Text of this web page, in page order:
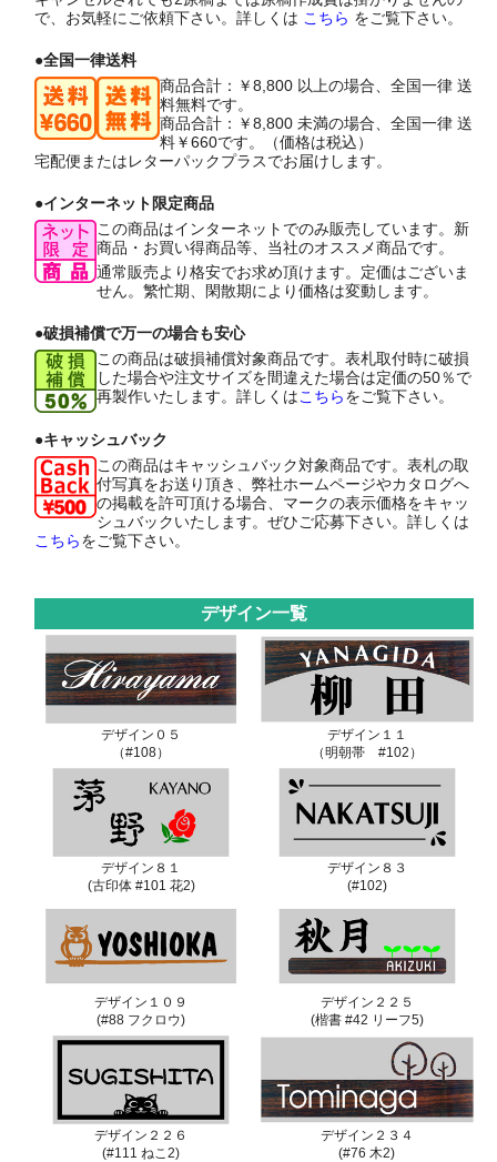
で、お気軽にご依頼下さい。詳しくは こちら をご覧下さい。
●全国一律送料
商品合計：￥8,800 以上の場合、全国一律 送
料無料です。
商品合計：￥8,800 未満の場合、全国一律 送
料￥660です。（価格は税込）
宅配便またはレターパックプラスでお届けします。
●インターネット限定商品
この商品はインターネットでのみ販売しています。新
商品・お買い得商品等、当社のオススメ商品です。
通常販売より格安でお求め頂けます。定価はございま
せん。繁忙期、閑散期により価格は変動します。
●破損補償で万一の場合も安心
この商品は破損補償対象商品です。表札取付時に破損
した場合や注文サイズを間違えた場合は定価の50％で
再製作いたします。詳しくはこちらをご覧下さい。
●キャッシュバック
この商品はキャッシュバック対象商品です。表札の取
付写真をお送り頂き、弊社ホームページやカタログへ
の掲載を許可頂ける場合、マークの表示価格をキャッ
シュバックいたします。ぜひご応募下さい。詳しくは
こちらをご覧下さい。
デザイン一覧
デザイン０５
（#108）
デザイン１１
（明朝帯 #102）
デザイン８１
(古印体 #101 花2)
デザイン８３
(#102)
デザイン１０９
(#88 フクロウ)
デザイン２２５
(楷書 #42 リーフ5)
デザイン２２６
(#111 ねこ2)
デザイン２３４
(#76 木2)